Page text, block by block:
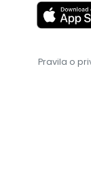
Pravila o